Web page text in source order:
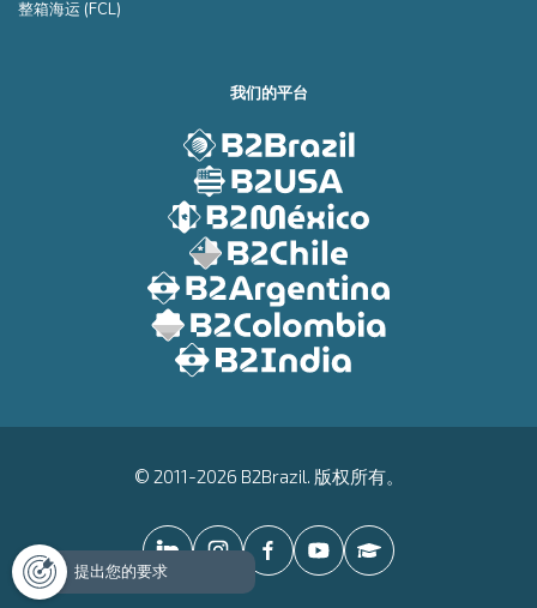
提出您的要求
整箱海运 (FCL)
我们的平台
© 2011-2026 B2Brazil. 版权所有。